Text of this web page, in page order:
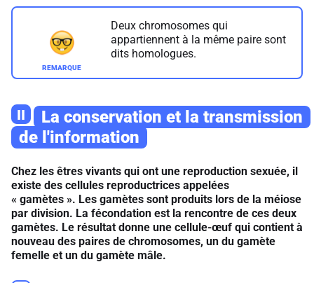
Deux chromosomes qui
appartiennent à la même paire sont
dits homologues.
II
La conservation et la transmission
de l'information
Chez les êtres vivants qui ont une reproduction sexuée, il
existe des cellules reproductrices appelées
« gamètes ». Les gamètes sont produits lors de la méiose
par division. La fécondation est la rencontre de ces deux
gamètes. Le résultat donne une cellule-œuf qui contient à
nouveau des paires de chromosomes, un du gamète
femelle et un du gamète mâle.